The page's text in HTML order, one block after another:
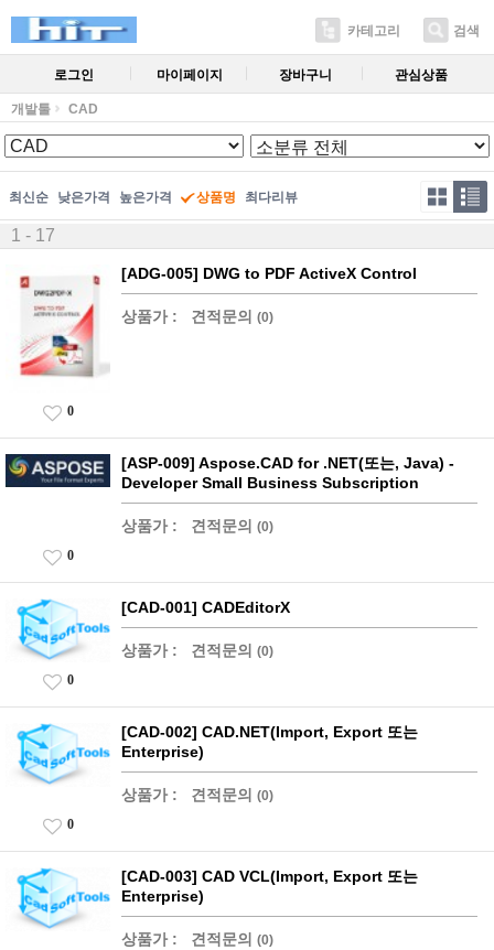
카테고리 검색
로그인 마이페이지 장바구니 관심상품
개발툴 CAD
최신순 낮은가격 높은가격 상품명 최다리뷰
1 - 17
[ADG-005] DWG to PDF ActiveX Control
상품가 : 견적문의 (0)
0
[ASP-009] Aspose.CAD for .NET(또는, Java) -
Developer Small Business Subscription
상품가 : 견적문의 (0)
0
[CAD-001] CADEditorX
상품가 : 견적문의 (0)
0
[CAD-002] CAD.NET(Import, Export 또는
Enterprise)
상품가 : 견적문의 (0)
0
[CAD-003] CAD VCL(Import, Export 또는
Enterprise)
상품가 : 견적문의 (0)